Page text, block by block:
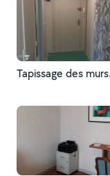
Tapissage des murs.